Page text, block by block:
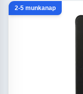
2-5 munkanap